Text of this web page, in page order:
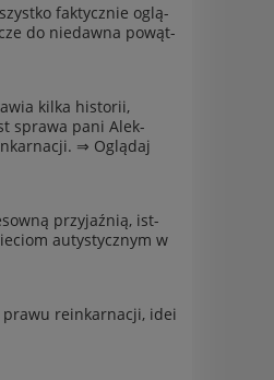
fak­ty­cznie oglą­
do niedawna powąt­
kilka his­torii,
sprawa pani Alek­
⇒ Oglą­daj
przy­jaźnią, ist­
autysty­cznym w
prawu reinkar­nacji, idei